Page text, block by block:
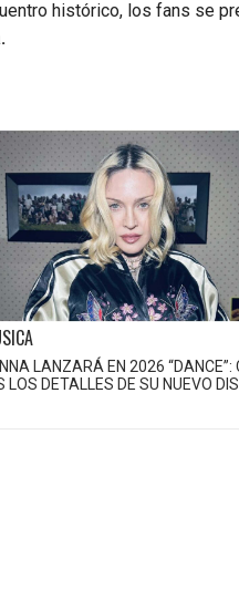
histórico, los fans se
LANZARÁ EN 2026 “DANCE”:
LOS DETALLES DE SU NUEVO